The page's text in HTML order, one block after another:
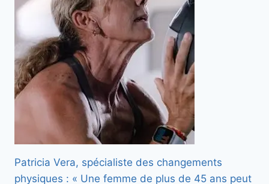
Patricia Vera, spécialiste des changements
physiques : « Une femme de plus de 45 ans peut